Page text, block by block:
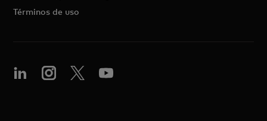
Términos de uso